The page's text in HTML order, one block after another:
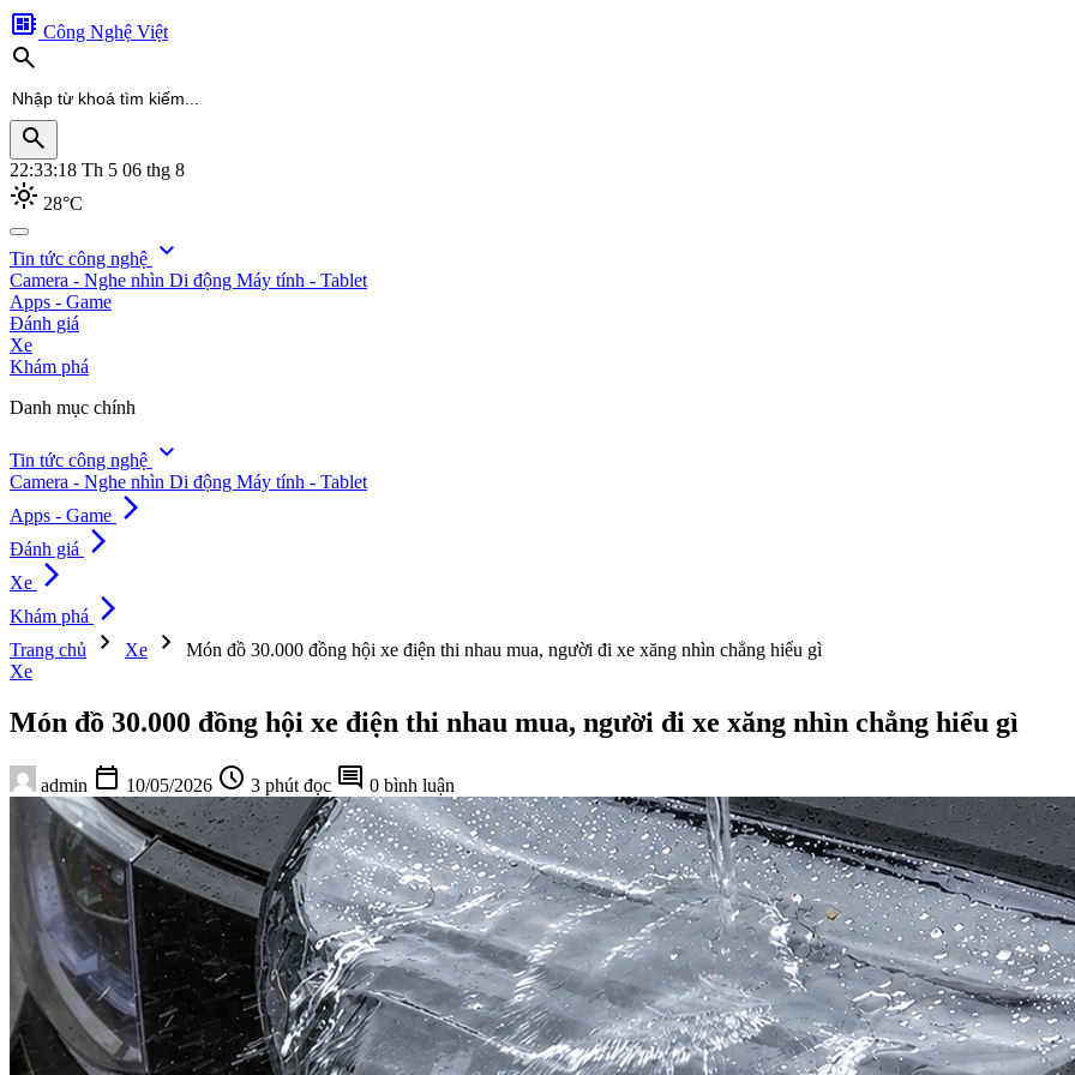
developer_board Công Nghệ Việt
search
search
22:33:21 Th 5 06 thg 8
light_mode 28°C
search
Tin tức công nghệ expand_more
Camera - Nghe nhìn Di động Máy tính - Tablet
Apps - Game
Đánh giá
Xe
Khám phá
Danh mục chính
Tin tức công nghệ expand_more
Camera - Nghe nhìn Di động Máy tính - Tablet
Apps - Game arrow_forward_ios
Đánh giá arrow_forward_ios
Xe arrow_forward_ios
Khám phá arrow_forward_ios
Trang chủ chevron_right Xe chevron_right
Món đồ 30.000 đồng hội xe điện thi nhau mua, người đi xe xăng nhìn chẳng hiểu gì
Xe
Món đồ 30.000 đồng hội xe điện thi nhau mua, người đi xe xăng nhìn chẳng hiểu gì
admin calendar_today 10/05/2026 schedule 3 phút đọc comment 0 bình luận